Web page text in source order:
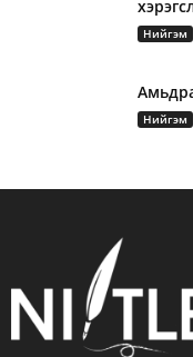
Нийгэм
Нийгэм